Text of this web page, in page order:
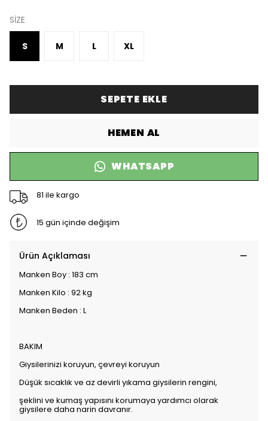
SİZE
S M L XL
SEPETE EKLE
HEMEN AL
WHATSAPP
81 ile kargo
15 gün içinde değişim
Ürün Açıklaması
Manken Boy : 183 cm
Manken Kilo : 92 kg
Manken Beden : L
BAKIM
Giysilerinizi koruyun, çevreyi koruyun
Düşük sıcaklık ve az devirli yıkama giysilerin rengini,
şeklini ve kumaş yapısını korumaya yardımcı olarak
giysilere daha narin davranır.